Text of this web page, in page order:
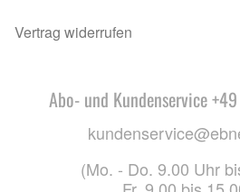
Vertrag widerrufen
Abo- und Kundenservice
(Mo. - Do. 9.00 Uhr